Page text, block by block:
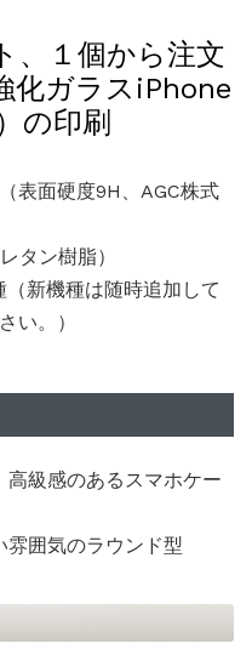
１個から注文
化ガラスiPhone
の印刷
表面硬度9H、AGC株式
タン樹脂）
新機種は随時追加して
い。）
級感のあるスマホケー
雰囲気のラウンド型